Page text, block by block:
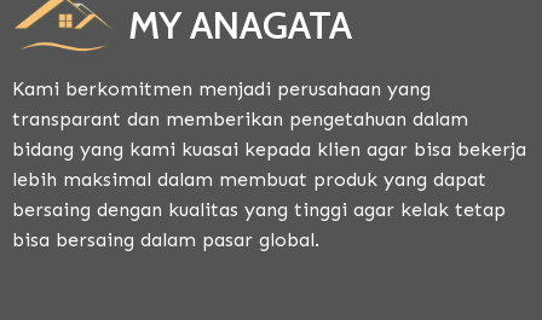
MY ANAGATA
Kami berkomitmen menjadi perusahaan yang
transparant dan memberikan pengetahuan dalam
bidang yang kami kuasai kepada klien agar bisa bekerja
lebih maksimal dalam membuat produk yang dapat
bersaing dengan kualitas yang tinggi agar kelak tetap
bisa bersaing dalam pasar global.